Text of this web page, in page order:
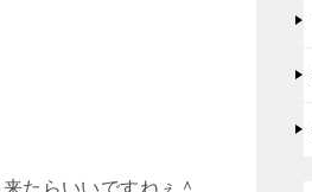
たらいいですねぇ＾